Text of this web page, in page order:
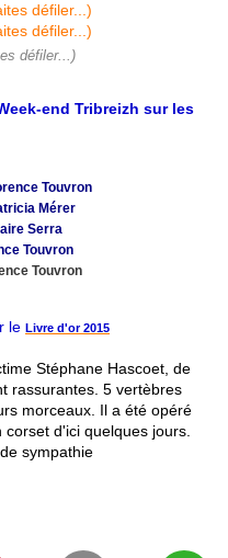
défiler...)
end Tribreizh sur les
Touvron
Mérer
Serra
Touvron
Touvron
le Livre d'or 2015
Stéphane Hascoet, de
rassurantes. 5 vertèbres
morceaux. Il a été opéré
d'ici quelques jours.
sympathie